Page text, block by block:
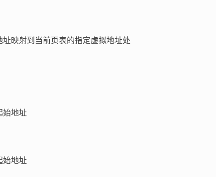
映射到当前页表的指定虚拟地址处
地址
地址